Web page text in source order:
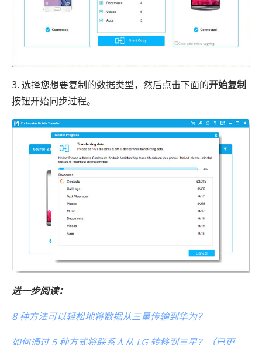
3. 选择您想要复制的数据类型，然后点击下面的开始复制
按钮开始同步过程。
进一步阅读：
8 种方法可以轻松地将数据从三星传输到华为？
如何通过 5 种方式将联系人从 LG 转移到三星？（已更